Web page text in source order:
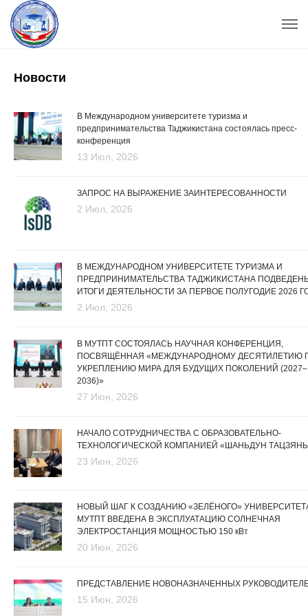
Новости
В Международном университете туризма и
предпринимательства Таджикистана состоялась пресс-
конференция
13 Июл, 2026
ЗАПРОС НА ВЫРАЖЕНИЕ ЗАИНТЕРЕСОВАННОСТИ
2 Июл, 2026
В МЕЖДУНАРОДНОМ УНИВЕРСИТЕТЕ ТУРИЗМА И
ПРЕДПРИНИМАТЕЛЬСТВА ТАДЖИКИСТАНА
ИТОГИ ДЕЯТЕЛЬНОСТИ ЗА ПЕРВОЕ ПОЛУГОДИЕ 2026
2 Июл, 2026
В МУТПТ СОСТОЯЛАСЬ НАУЧНАЯ КОНФЕРЕНЦИЯ,
ПОСВЯЩЁННАЯ «МЕЖДУНАРОДНОМУ ДЕСЯТИЛЕТИЮ
УКРЕПЛЕНИЮ МИРА ДЛЯ БУДУЩИХ ПОКОЛЕНИЙ (2027–
2036)»
27 Июн, 2026
НАЧАЛО СОТРУДНИЧЕСТВА С ОБРАЗОВАТЕЛЬНО-
ТЕХНОЛОГИЧЕСКОЙ КОМПАНИЕЙ «ШАНЬДУН
23 Июн, 2026
НОВЫЙ ШАГ К СОЗДАНИЮ «ЗЕЛЁНОГО»
МУТПТ ВВЕДЕНА В ЭКСПЛУАТАЦИЮ СОЛНЕЧНАЯ
ЭЛЕКТРОСТАНЦИЯ МОЩНОСТЬЮ 150 кВт
20 Июн, 2026
ПРЕДСТАВЛЕНИЕ НОВОНАЗНАЧЕННЫХ
15 Июн, 2026